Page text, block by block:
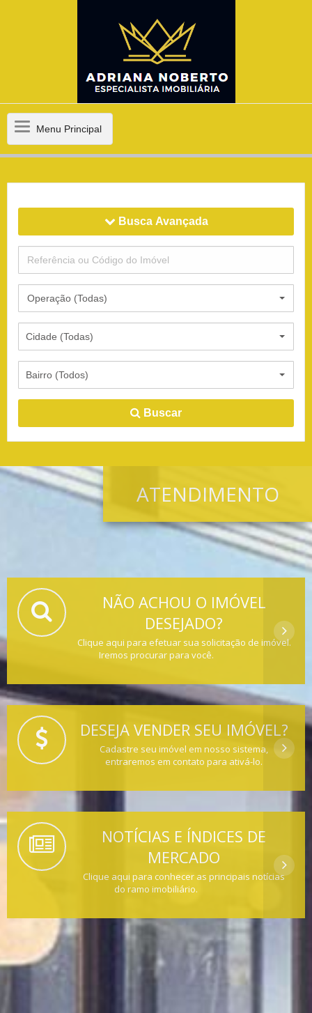
MenuMenu Principal
Busca Avançada
Operação (Todas)
Cidade (Todas)
Bairro (Todos)
Buscar
ATENDIMENTO
NÃO ACHOU O IMÓVEL
DESEJADO?
Clique aqui para efetuar sua solicitação de imóvel.
Iremos procurar para você.
DESEJA VENDER SEU IMÓVEL?
Cadastre seu imóvel em nosso sistema,
entraremos em contato para ativá-lo.
NOTÍCIAS E ÍNDICES DE
MERCADO
Clique aqui para conhecer as principais notícias
do ramo imobiliário.